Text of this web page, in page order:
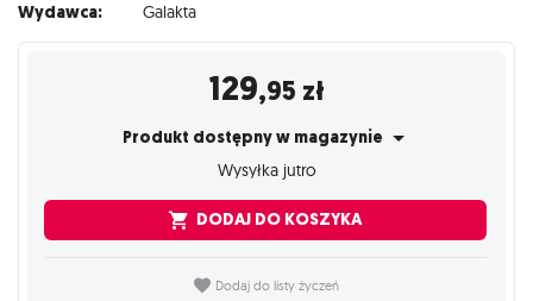
Wydawca: Galakta
129,95 zł
Produkt dostępny w magazynie
Wysyłka jutro
DODAJ DO KOSZYKA
Dodaj do listy życzeń